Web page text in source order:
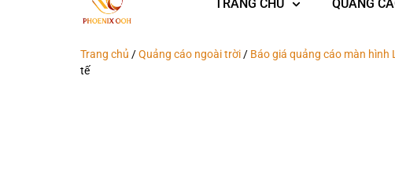
TRANG CHỦ QUẢNG
Trang chủ /Quảng cáo ngoài trời/ Báo giá quảng cáo màn hình
tế